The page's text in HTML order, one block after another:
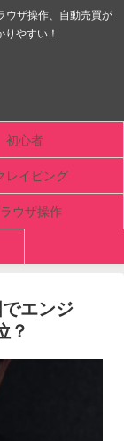
ウザ操作、自動売買が
やすい！
初心者
レイピング
ウザ操作
でエンジ
？